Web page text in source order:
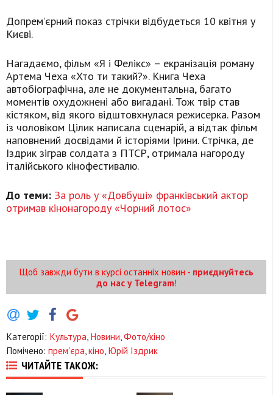
Допремʼєрний показ стрічки відбудеться 10 квітня у
Києві.
Нагадаємо, фільм «Я і Фелікс» – екранізація роману
Артема Чеха «Хто ти такий?». Книга Чеха
автобіографічна, але не документальна, багато
моментів охудожнені або вигадані. Тож твір став
кістяком, від якого відштовхнулася режисерка. Разом
із чоловіком Цілик написала сценарій, а відтак фільм
наповнений досвідами й історіями Ірини. Стрічка, де
Іздрик зіграв солдата з ПТСР, отримала нагороду
італійського кінофестивалю.
До теми: За роль у «Довбуші» франківський актор
отримав кінонагороду «Чорний лотос»
Щоб завжди бути в курсі останніх новин - приєднуйтесь
до нас у Telegram!
Категорії: Культура Новини Фото/кіно
Помічено: прем'єра кіно Юрій Іздрик
ЧИТАЙТЕ ТАКОЖ: